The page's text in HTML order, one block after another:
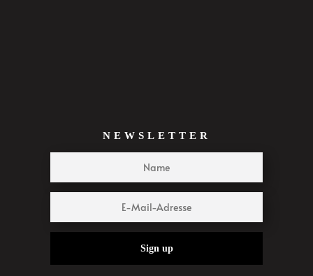
NEWSLETTER
Sign up